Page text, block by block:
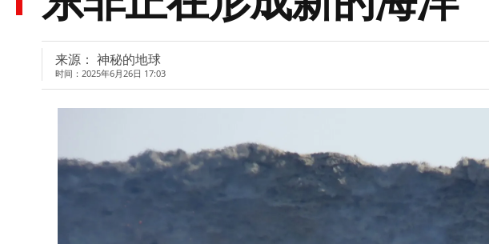
来源： 神秘的地球
时间：2025年6月26日 17:03